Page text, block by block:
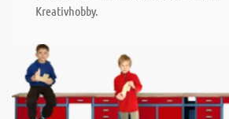
Kreativhobby.